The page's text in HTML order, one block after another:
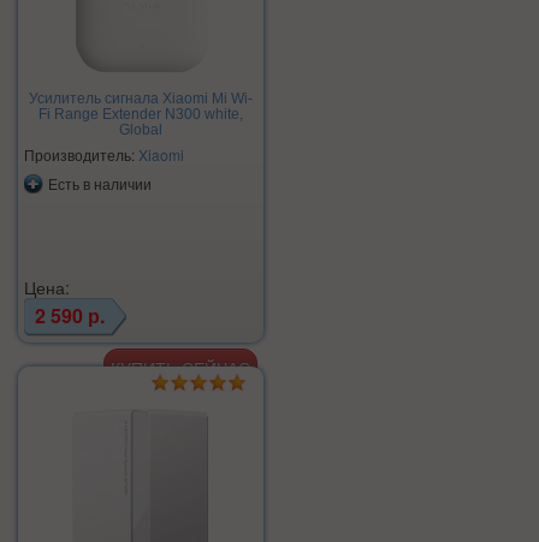
Усилитель сигнала Xiaomi Mi Wi-
Fi Range Extender N300 white,
Global
Производитель: Xiaomi
Есть в наличии
Цена:
2 590 р.